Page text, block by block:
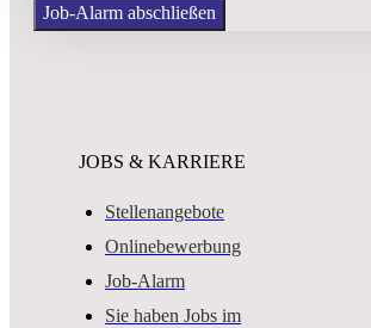
Job-Alarm abschließen
JOBS & KARRIERE
Stellenangebote
Onlinebewerbung
Job-Alarm
Sie haben Jobs im